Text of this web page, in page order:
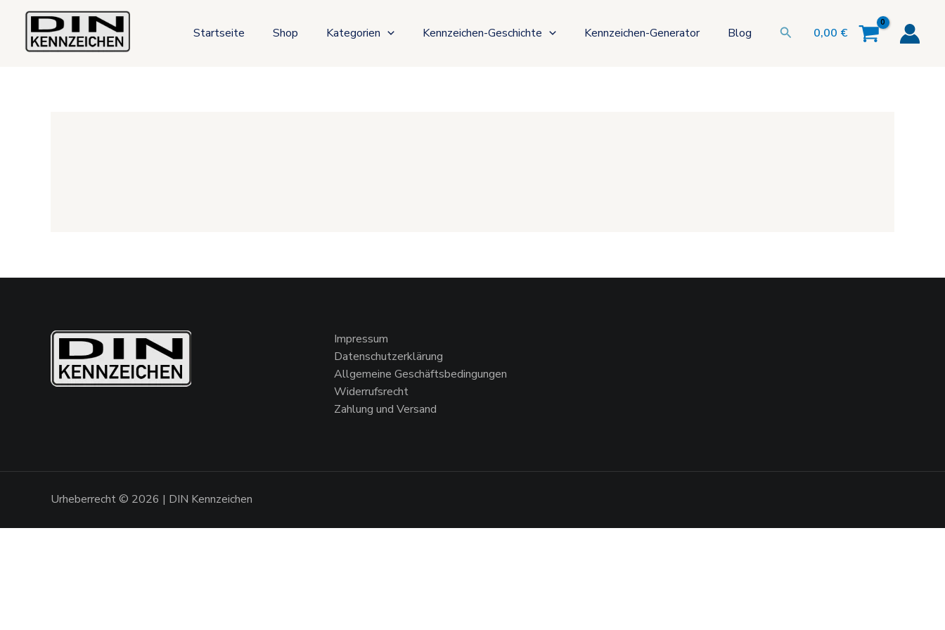
springen
Startseite Shop Kategorien Kennzeichen-Geschichte Kennzeichen-Generator Blog Suchen0,00 €
Impressum
Datenschutzerklärung
Allgemeine Geschäftsbedingungen
Widerrufsrecht
Zahlung und Versand
Urheberrecht © 2026 | DIN Kennzeichen